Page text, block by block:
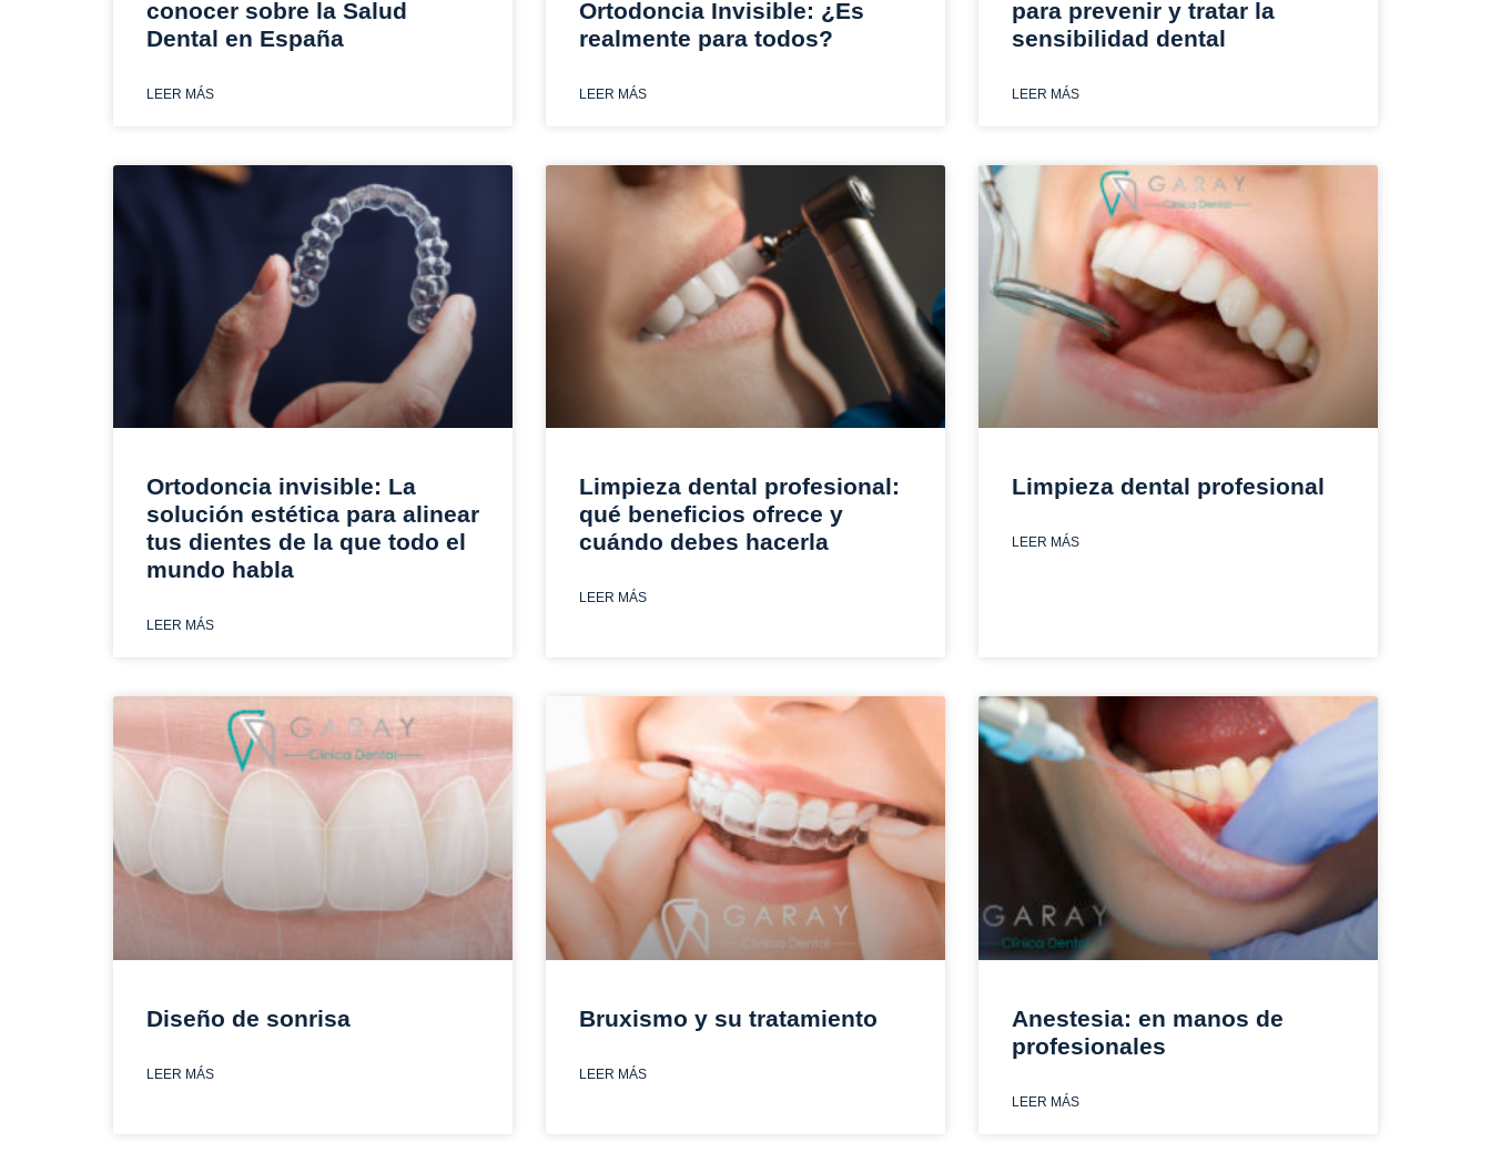
conocer sobre la Salud
Dental en España
LEER MÁS
Ortodoncia Invisible: ¿Es
realmente para todos?
LEER MÁS
para prevenir y tratar la
sensibilidad dental
LEER MÁS
Ortodoncia invisible: La
solución estética para alinear
tus dientes de la que todo el
mundo habla
LEER MÁS
Limpieza dental profesional:
qué beneficios ofrece y
cuándo debes hacerla
LEER MÁS
Limpieza dental profesional
LEER MÁS
Diseño de sonrisa
LEER MÁS
Bruxismo y su tratamiento
LEER MÁS
Anestesia: en manos de
profesionales
LEER MÁS